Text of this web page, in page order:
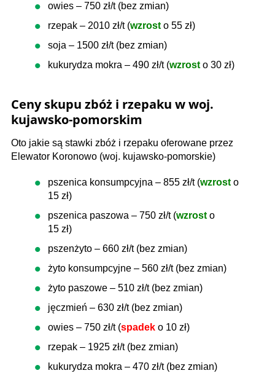
owies – 750 zł/t (bez zmian)
rzepak – 2010 zł/t (wzrost o 55 zł)
soja – 1500 zł/t (bez zmian)
kukurydza mokra – 490 zł/t (wzrost o 30 zł)
Ceny skupu zbóż i rzepaku w woj.
kujawsko-pomorskim
Oto jakie są stawki zbóż i rzepaku oferowane przez
Elewator Koronowo (woj. kujawsko-pomorskie)
pszenica konsumpcyjna – 855 zł/t (wzrost o
15 zł)
pszenica paszowa – 750 zł/t (wzrost o
15 zł)
pszenżyto – 660 zł/t (bez zmian)
żyto konsumpcyjne – 560 zł/t (bez zmian)
żyto paszowe – 510 zł/t (bez zmian)
jęczmień – 630 zł/t (bez zmian)
owies – 750 zł/t (spadek o 10 zł)
rzepak – 1925 zł/t (bez zmian)
kukurydza mokra – 470 zł/t (bez zmian)